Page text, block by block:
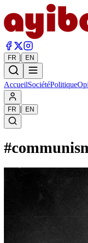
FR | EN
AccueilSociétéPolitique
FR | EN
#